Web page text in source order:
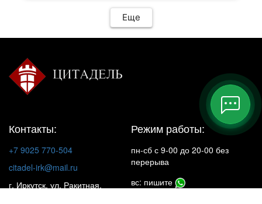
Еще
Контакты:
+7 9025 770-504
citadel-irk@mail.ru
г. Иркутск, ул. Ракитная,
Режим работы:
пн-сб с 9-00 до 20-00 без
перерыва
вс: пишите